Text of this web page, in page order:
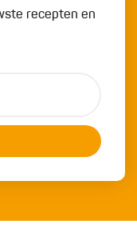
recepten en